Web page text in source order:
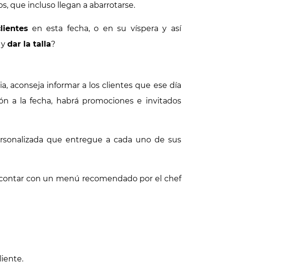
que incluso llegan a abarrotarse.
en esta fecha, o en su víspera y así
ydar la talla?
aconseja informar a los clientes que ese día
a la fecha, habrá promociones e invitados
que entregue a cada uno de sus
con un menú recomendado por el chef